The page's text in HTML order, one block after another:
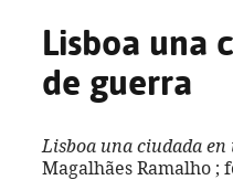
Lisboa una
de guerra
Lisboa una ciudada en
Magalhães Ramalho ;